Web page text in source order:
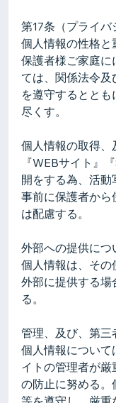
第17条（プライバ
個人情報の性格と
保護者様ご家庭に
ては、関係法令及
を遵守するとと
尽くす。
個人情報の取得、
『WEBサイト』
開をする為、活動
事前に保護者から
は配慮する。
外部への提供につ
個人情報は、その
外部に提供する場
る。
管理、及び、第三
個人情報について
イトの管理者が
の防止に努める